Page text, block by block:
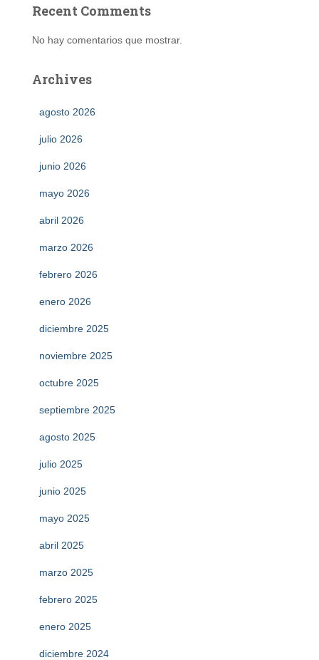
Recent Comments
No hay comentarios que mostrar.
Archives
agosto 2026
julio 2026
junio 2026
mayo 2026
abril 2026
marzo 2026
febrero 2026
enero 2026
diciembre 2025
noviembre 2025
octubre 2025
septiembre 2025
agosto 2025
julio 2025
junio 2025
mayo 2025
abril 2025
marzo 2025
febrero 2025
enero 2025
diciembre 2024